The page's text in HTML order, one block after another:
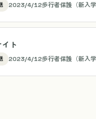
2023/4/12歩行者保護（新入
ト
2023/4/12歩行者保護（新入